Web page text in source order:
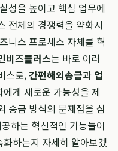
성을 높이고 핵심 업무에
전체의 경쟁력을 약화시
니스 프로세스 자체를 혁
비즈플러스는 바로 이러
스로,간편해외송금과 업
에게 새로운 가능성을 제
송금 방식의 문제점을 심
하는 혁신적인 기능들이
하는지 자세히 알아보겠